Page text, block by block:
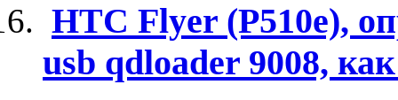
HTC Flyer (P510e),
usb qdloader 9008,